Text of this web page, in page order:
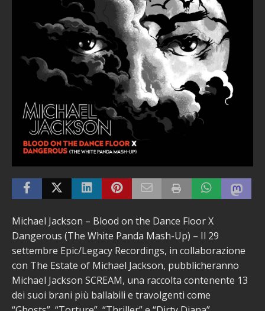
Michael Jackson – Blood on the Dance Floor X
Dangerous (The White Panda Mash-Up) – Il 29
settembre Epic/Legacy Recordings, in collaborazione
con The Estate of Michael Jackson, pubblicheranno
Michael Jackson SCREAM, una raccolta contenente 13
dei suoi brani più ballabili e travolgenti come